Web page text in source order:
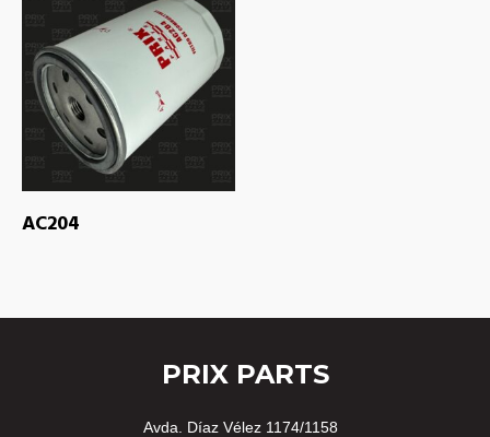
AC204
PRIX PARTS
Avda. Díaz Vélez 1174/1158